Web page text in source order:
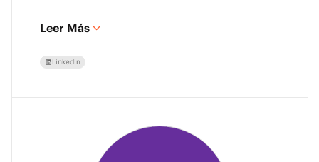
utilizando las plataformas de Veeam. VMCA (2024) y
VMCE (2024)
Leer Más
LinkedIn